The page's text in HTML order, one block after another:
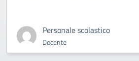
Personale scolastico
Docente